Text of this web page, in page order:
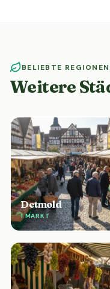
BELIEBTE REGIONEN
Weitere
Detmold
1 MARKT